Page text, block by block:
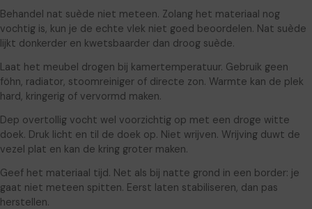
Behandel nat suède niet meteen. Zolang het materiaal nog
vochtig is, kun je de echte vlek niet goed beoordelen. Nat suède
lijkt donkerder en kwetsbaarder dan droog suède.
Laat het meubel drogen bij kamertemperatuur. Gebruik geen
föhn, radiator, stoomreiniger of directe zon. Warmte kan de plek
hard, kringerig of vervormd maken.
Dep overtollig vocht wel voorzichtig op met een droge witte
doek. Druk licht en til de doek op. Niet wrijven. Wrijving duwt de
vezel plat en kan de kring groter maken.
Geef het materiaal tijd. Net als bij natte grond in een border: je
gaat niet meteen spitten. Eerst laten stabiliseren, dan pas
herstellen.